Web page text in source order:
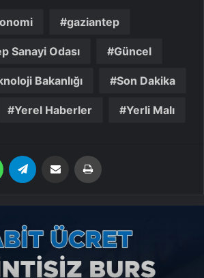
gaziantep
Sanayi Odası Güncel
Bakanlığı Son Dakika
Yerel Haberler Yerli Malı
WhatsApp Email'den paylaş